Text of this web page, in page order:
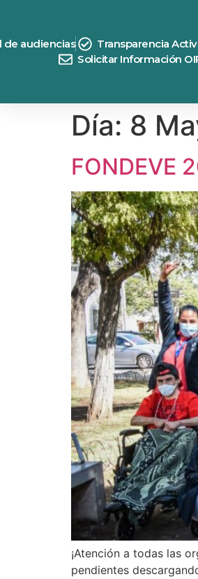
de audiencias Transparencia
Solicitar Información
Día: 8
FONDEVE
¡Atención a todas las
pendientes